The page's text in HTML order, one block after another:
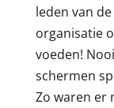
leden van
organisatie
voeden!
schermen
Zo waren er